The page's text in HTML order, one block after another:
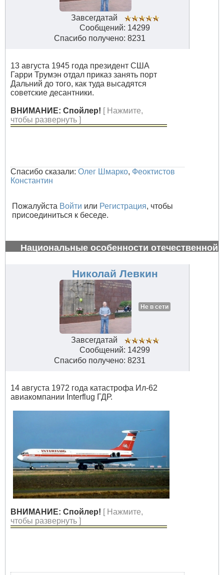
Завсегдатай
Сообщений: 14299
Спасибо получено: 8231
13 августа 1945 года президент США
Гарри Трумэн отдал приказ занять порт
Дальний до того, как туда высадятся
советские десантники.
ВНИМАНИЕ: Спойлер! [ Нажмите,
чтобы развернуть ]
Спасибо сказали: Олег Шмарко, Феоктистов
Константин
Пожалуйста Войти или Регистрация, чтобы
присоединиться к беседе.
Национальные особенности отечественной
Николай Левкин
Не в сети
Завсегдатай
Сообщений: 14299
Спасибо получено: 8231
14 августа 1972 года катастрофа Ил-62
авиакомпании Interflug ГДР.
ВНИМАНИЕ: Спойлер! [ Нажмите,
чтобы развернуть ]